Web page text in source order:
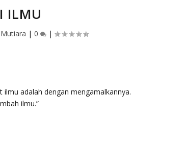
ILMU
|0 |
ilmu adalah dengan mengamalkannya.
ilmu.”